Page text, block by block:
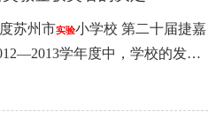
时间为2017年7月
2552 杨红： 18626175611 2017年6月20日 附表一： 实验小学
鲜肉类 品名 产
质量问题造成食物中毒或肠道
承担一切责任及赔偿一切损
时间，将食品准时送到学校，
行为习惯，也有损于营造教书
学校禁烟控烟工作，对于建立
提高国民健康水平具有极为重
异议，请致电65201415或65191978。 苏州市
小学校教育
；如校方工作安排有困难，须
假时间。如遇突发性病事假，
他人向有关部门负责人请假。
院开具的病假条、本人病历及
苏州市实验小学校 第二十届捷嘉
步，都取得了显著成绩。为了